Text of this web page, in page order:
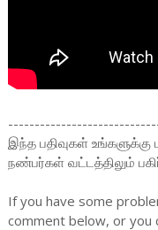
இந்த பதிவுகள்
நண்பர்கள் வட்டத்திலும்
If you have some
comment below, or you